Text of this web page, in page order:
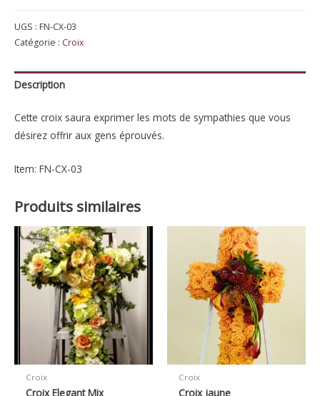
jaune
&
UGS : FN-CX-03
Catégorie : Croix
Description
Cette croix saura exprimer les mots de sympathies que vous
désirez offrir aux gens éprouvés.
Item: FN-CX-03
Produits similaires
Croix
Croix Elegant Mix
Croix
Croix jaune